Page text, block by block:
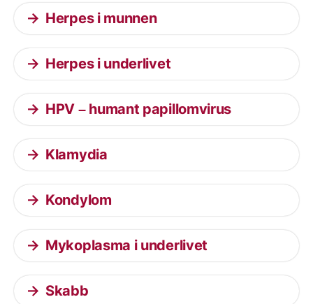
Herpes i munnen
Herpes i underlivet
HPV – humant papillomvirus
Klamydia
Kondylom
Mykoplasma i underlivet
Skabb